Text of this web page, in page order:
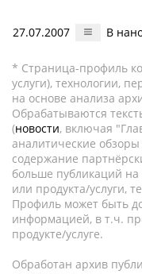
27.07.2007 В
* Страница-профиль
услуги), технологии,
на основе анализа
Обрабатываются
(новости, включая
аналитические
содержание
больше публикаций
или продукта/услуги,
Профиль может быть
информацией, в т.ч.
продукте/услуге.
Обработан архив